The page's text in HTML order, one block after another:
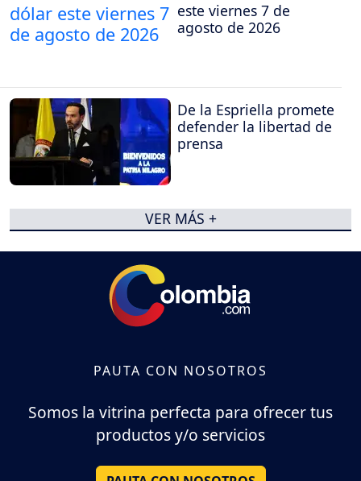
este viernes 7 de
agosto de 2026
De la Espriella promete
defender la libertad de
prensa
VER MÁS +
PAUTA CON NOSOTROS
Somos la vitrina perfecta para ofrecer tus
productos y/o servicios